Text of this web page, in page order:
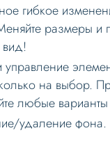
гибкое
размеры и
управление
на выбор.
любые варианты
удаление фона.